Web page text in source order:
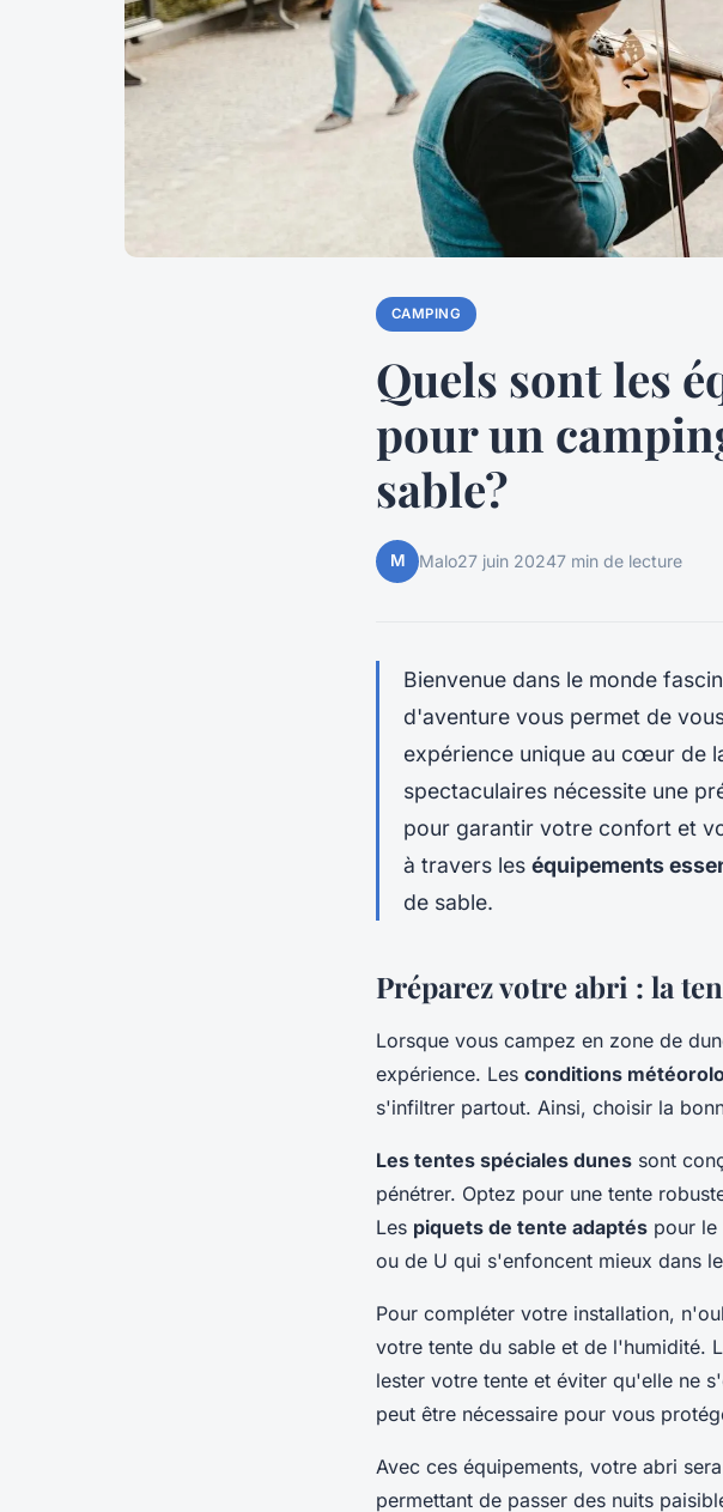
CAMPING
Quels sont les
pour un
sable?
M Malo27 juin 20247 min de lecture
Bienvenue dans le monde
d'aventure vous permet de
expérience unique au cœur de
spectaculaires nécessite une
pour garantir votre confort et
à travers les équipements
de sable.
Préparez votre abri : la
Lorsque vous campez en zone de
expérience. Les conditions
s'infiltrer partout. Ainsi, choisir la
Les tentes spéciales dunes sont
pénétrer. Optez pour une tente
Les piquets de tente adaptés pour le
ou de U qui s'enfoncent mieux dans
Pour compléter votre installation,
votre tente du sable et de l'humidité.
lester votre tente et éviter qu'elle ne
peut être nécessaire pour vous
Avec ces équipements, votre abri
permettant de passer des nuits